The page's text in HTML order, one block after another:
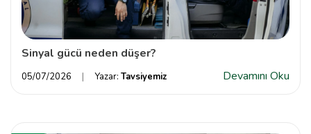
Sinyal gücü neden düşer?
05/07/2026 Yazar: Tavsiyemiz Devamını Oku